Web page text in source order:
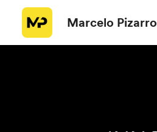
Marcelo Pizarro